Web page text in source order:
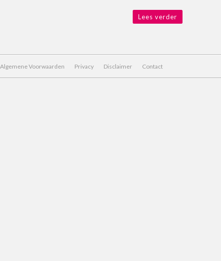
Lees verder
Algemene Voorwaarden Privacy Disclaimer Contact